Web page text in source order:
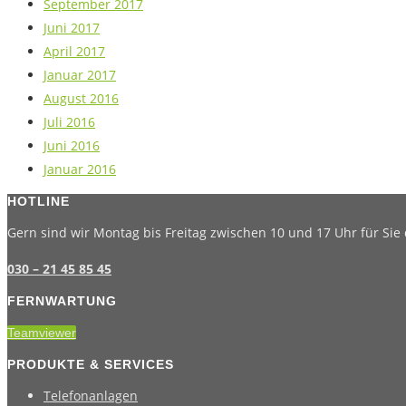
September 2017
Juni 2017
April 2017
Januar 2017
August 2016
Juli 2016
Juni 2016
Januar 2016
HOTLINE
Gern sind wir Montag bis Freitag zwischen 10 und 17 Uhr für Sie
030 – 21 45 85 45
FERNWARTUNG
Teamviewer
PRODUKTE & SERVICES
Telefonanlagen